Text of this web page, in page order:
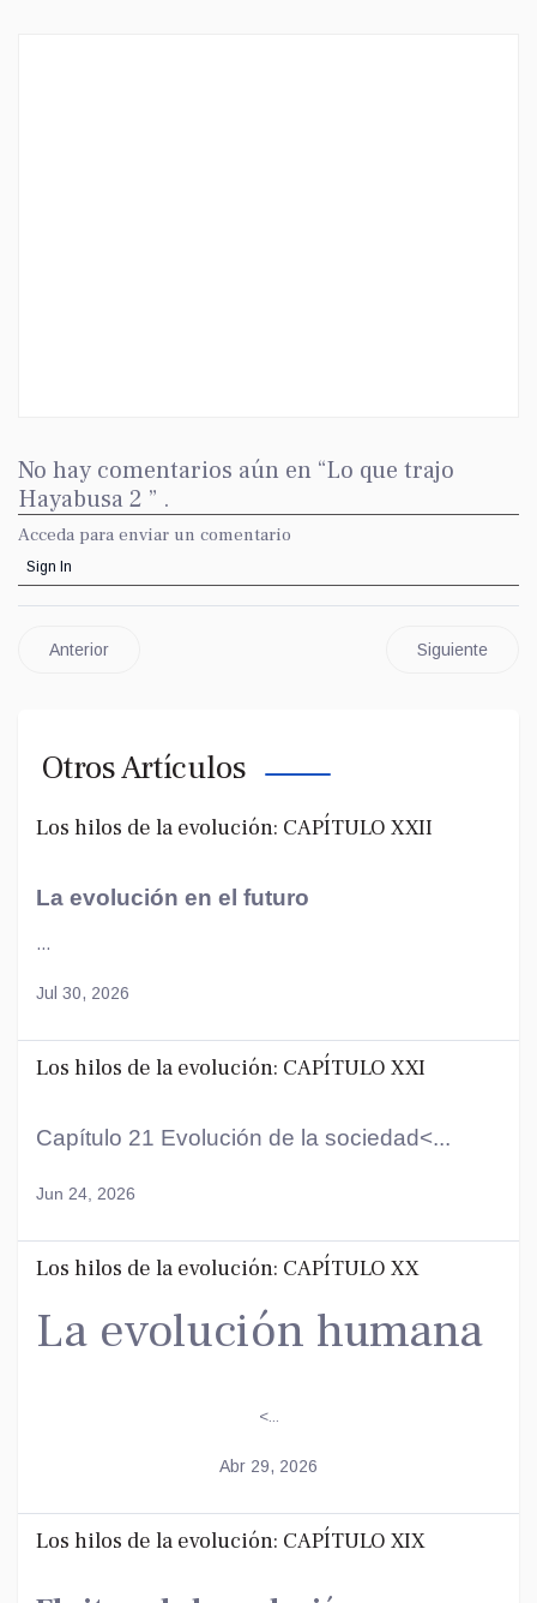
No hay comentarios aún en “Lo que trajo
Hayabusa 2 ” .
Acceda para enviar un comentario
Sign In
Anterior Siguiente
Otros Artículos
Los hilos de la evolución: CAPÍTULO XXII
La evolución en el futuro
...
Jul 30, 2026
Los hilos de la evolución: CAPÍTULO XXI
Capítulo 21 Evolución de la sociedad<...
Jun 24, 2026
Los hilos de la evolución: CAPÍTULO XX
La evolución humana
<...
Abr 29, 2026
Los hilos de la evolución: CAPÍTULO XIX